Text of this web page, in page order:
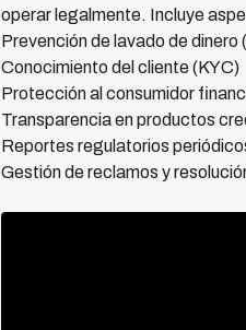
operar legalmente. Incluye
Prevención de lavado de dinero
Conocimiento del cliente (KYC)
Protección al consumidor
Transparencia en productos
Reportes regulatorios
Gestión de reclamos y